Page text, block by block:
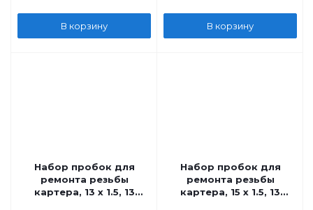
В корзину В корзину
Набор пробок для
ремонта резьбы
картера, 13 х 1.5, 13
Набор пробок для
ремонта резьбы
картера, 15 х 1.5, 13